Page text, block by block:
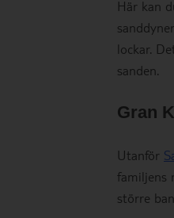
Här kan
lockar.
sanden.
Gran
Utanför
familjens
större